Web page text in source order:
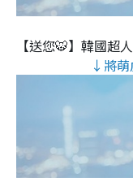
【送您🐯】韓國超
↓將萌